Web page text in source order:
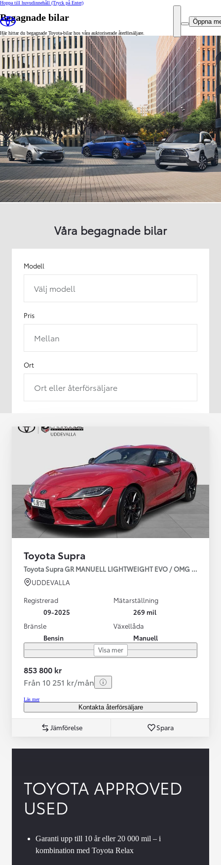
Hoppa till huvudinnehåll (Tryck på Enter)
Öppna
Begagnade bilar
Här hittar du begagnade Toyota-bilar hos våra auktoriserade återförsäljare.
Våra begagnade bilar
Modell
Välj modell
Pris
Mellan
Ort
Ort eller återförsäljare
Toyota Supra
Toyota Supra GR MANUELL LIGHTWEIGHT EVO / OMG LEV!
UDDEVALLA
Registrerad
09-2025
Mätarställning
269 mil
Bränsle
Bensin
Växellåda
Manuell
Visa mer
853 800 kr
Från 10 251 kr/mån
Läs mer
Kontakta återförsäljare
Jämförelse Spara
TOYOTA APPROVED
USED
Garanti upp till 10 år eller 20 000 mil – i
kombination med Toyota Relax